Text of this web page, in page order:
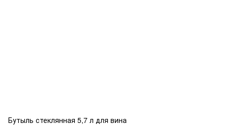
Бутыль стеклянная 5,7 л для вина